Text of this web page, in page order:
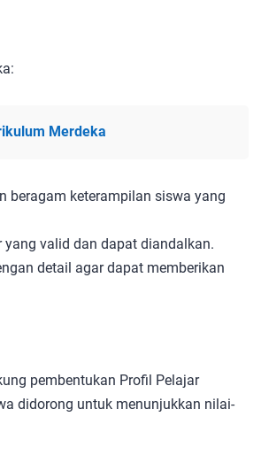
Merdeka
beragam keterampilan siswa yang
valid dan dapat diandalkan.
detail agar dapat memberikan
pembentukan Profil Pelajar
didorong untuk menunjukkan nilai-